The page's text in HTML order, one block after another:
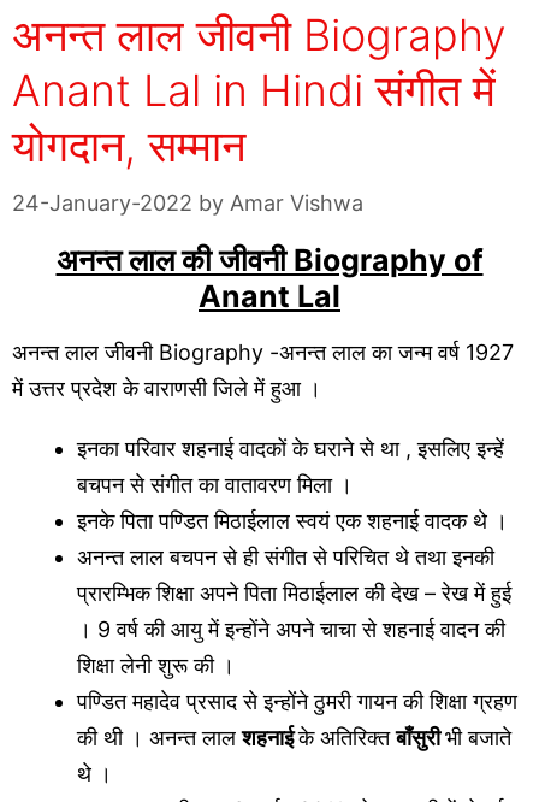
अनन्त लाल जीवनी Biography
Anant Lal in Hindi संगीत में
योगदान, सम्मान
24-January-2022 by Amar Vishwa
अनन्त लाल की जीवनी Biography of
Anant Lal
अनन्त लाल जीवनी Biography -अनन्त लाल का जन्म वर्ष 1927
में उत्तर प्रदेश के वाराणसी जिले में हुआ ।
इनका परिवार शहनाई वादकों के घराने से था , इसलिए इन्हें
बचपन से संगीत का वातावरण मिला ।
इनके पिता पण्डित मिठाईलाल स्वयं एक शहनाई वादक थे ।
अनन्त लाल बचपन से ही संगीत से परिचित थे तथा इनकी
प्रारम्भिक शिक्षा अपने पिता मिठाईलाल की देख – रेख में हुई
। 9 वर्ष की आयु में इन्होंने अपने चाचा से शहनाई वादन की
शिक्षा लेनी शुरू की ।
पण्डित महादेव प्रसाद से इन्होंने ठुमरी गायन की शिक्षा ग्रहण
की थी । अनन्त लालशहनाईके अतिरिक्तबाँसुरीभी बजाते
थे ।